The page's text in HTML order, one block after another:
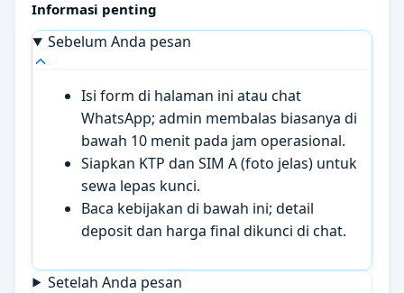
Informasi penting
Sebelum Anda pesan
Isi form di halaman ini atau chat
WhatsApp; admin membalas biasanya di
bawah 10 menit pada jam operasional.
Siapkan KTP dan SIM A (foto jelas) untuk
sewa lepas kunci.
Baca kebijakan di bawah ini; detail
deposit dan harga final dikunci di chat.
Setelah Anda pesan